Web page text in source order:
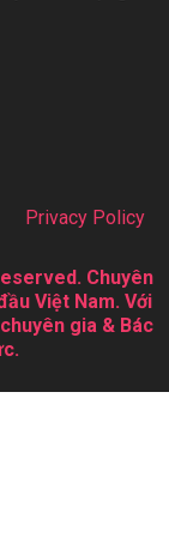
Privacy Policy
Chuyên
Việt Nam. Với
gia & Bác